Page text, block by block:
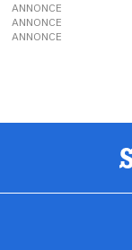
ANNONCE
ANNONCE
ANNONCE